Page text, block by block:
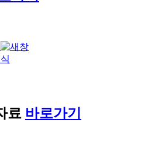
료 바로가기